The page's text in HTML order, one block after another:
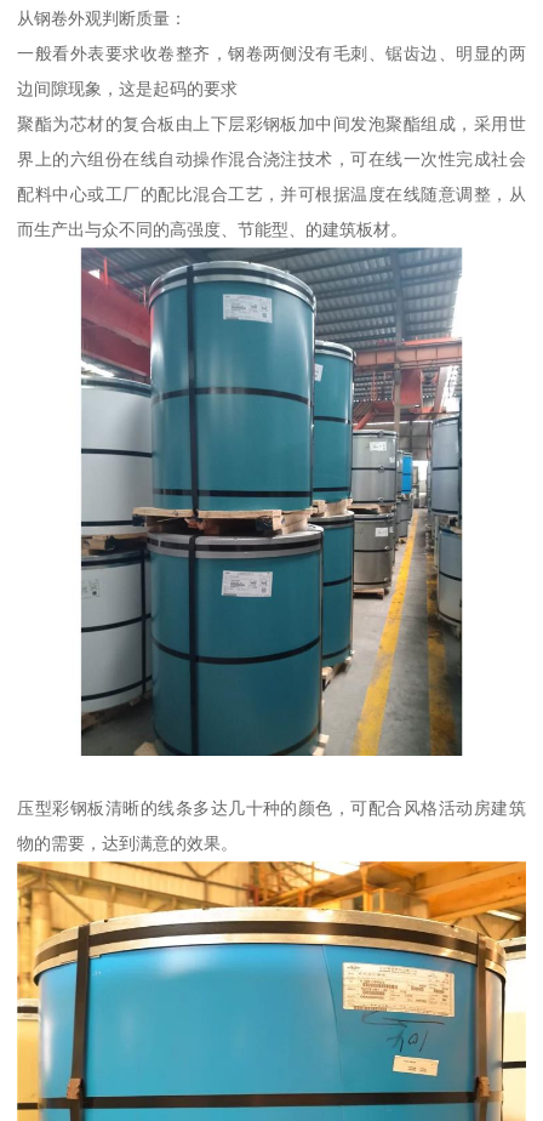
从钢卷外观判断质量：
一般看外表要求收卷整齐，钢卷两侧没有毛刺、锯齿边、明显的两
边间隙现象，这是起码的要求
聚酯为芯材的复合板由上下层彩钢板加中间发泡聚酯组成，采用世
界上的六组份在线自动操作混合浇注技术，可在线一次性完成社会
配料中心或工厂的配比混合工艺，并可根据温度在线随意调整，从
而生产出与众不同的高强度、节能型、的建筑板材。
压型彩钢板清晰的线条多达几十种的颜色，可配合风格活动房建筑
物的需要，达到满意的效果。